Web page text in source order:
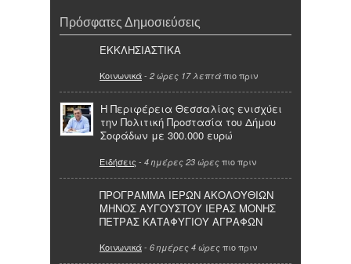
Πρόσφατες Δημοσιεύσεις
ΕΚΚΛΗΣΙΑΣΤΙΚΑ
Κοινωνικά- 2 ώρες 17 λεπτά πιο πριν
Η Περιφέρεια Θεσσαλίας ενισχύει
την Πολιτική Προστασία του Δήμου
Σοφάδων με 300.000 ευρώ
Ειδήσεις - 4 ημέρες 23 ώρες πιο πριν
ΠΡΟΓΡΑΜΜΑ ΙΕΡΩΝ ΑΚΟΛΟΥΘΙΩΝ
ΜΗΝΟΣ ΑΥΓΟΥΣΤΟΥ ΙΕΡΑΣ ΜΟΝΗΣ
ΠΕΤΡΑΣ ΚΑΤΑΦΥΓΙΟΥ ΑΓΡΑΦΩΝ
Κοινωνικά- 6 ημέρες 4 ώρες πιο πριν